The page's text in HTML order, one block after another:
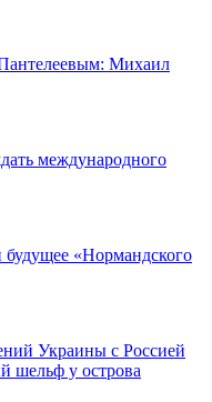
Михаил
международного
«Нормандского
Украины с Россией
шельф у острова